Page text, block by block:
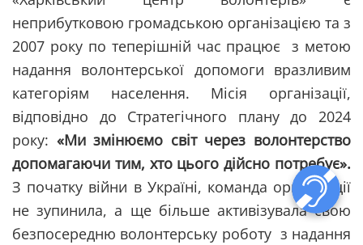
неприбутковою громадською організацією та з
2007 року по теперішній час працює з метою
надання волонтерської допомоги вразливим
категоріям населення. Місія організації,
відповідно до Стратегічного плану до 2024
року: «Ми змінюємо світ через волонтерство
допомагаючи тим, хто цього дійсно потребує».
З початку війни в Україні, команда організації
не зупинила, а ще більше активізувала свою
безпосередню волонтерську роботу з надання